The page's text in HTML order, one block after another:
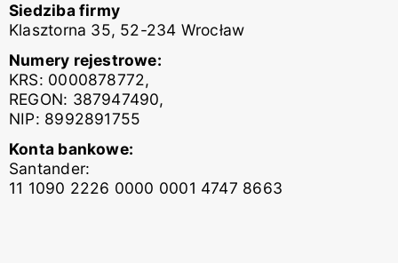
Siedziba firmy
Klasztorna 35, 52-234 Wrocław
Numery rejestrowe:
KRS: 0000878772,
REGON: 387947490,
NIP: 8992891755
Konta bankowe:
Santander:
11 1090 2226 0000 0001 4747 8663